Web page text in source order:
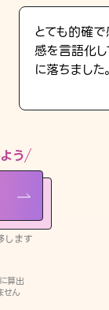
とても的確
感を言語化
に落ちました
う
します
算出
せん